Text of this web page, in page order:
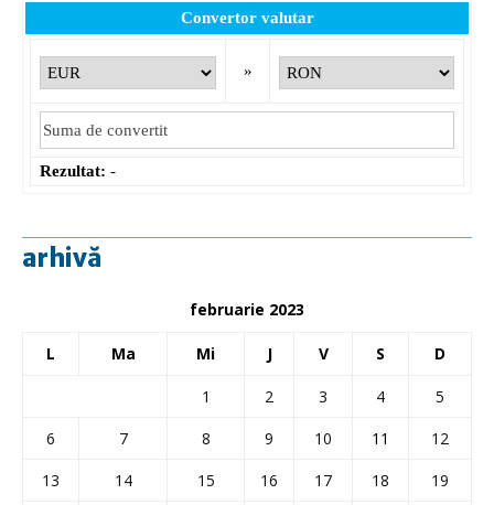
Convertor valutar
»
Rezultat: -
arhivă
februarie 2023
L Ma Mi J V S D
1 2 3 4
5
6
7 8 9 10 11
12
13
14 15 16 17 18
19